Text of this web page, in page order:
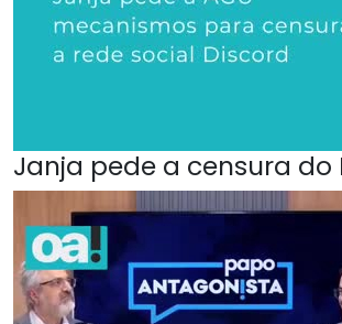
Janja pede a censura do